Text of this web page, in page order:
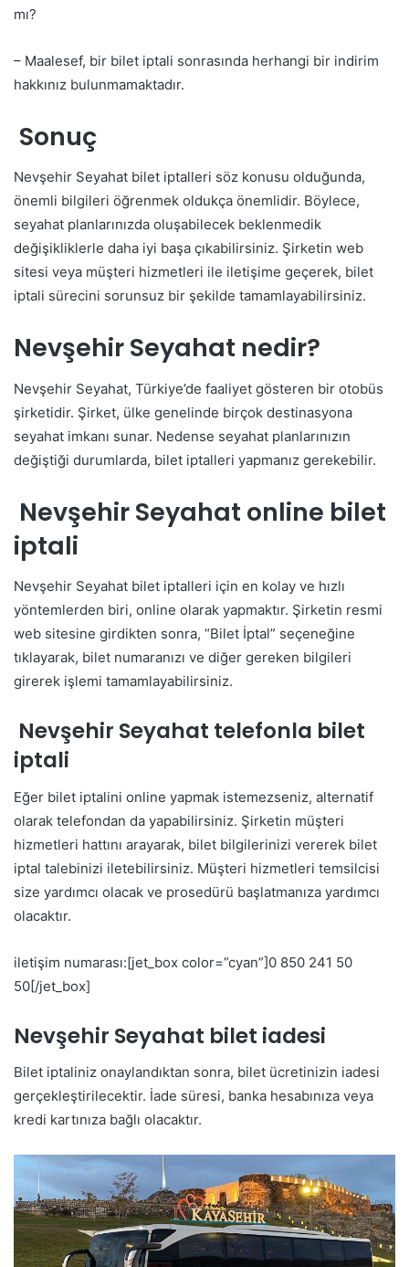
mı?
– Maalesef, bir bilet iptali sonrasında herhangi bir indirim
hakkınız bulunmamaktadır.
Sonuç
Nevşehir Seyahat bilet iptalleri söz konusu olduğunda,
önemli bilgileri öğrenmek oldukça önemlidir. Böylece,
seyahat planlarınızda oluşabilecek beklenmedik
değişikliklerle daha iyi başa çıkabilirsiniz. Şirketin web
sitesi veya müşteri hizmetleri ile iletişime geçerek, bilet
iptali sürecini sorunsuz bir şekilde tamamlayabilirsiniz.
Nevşehir Seyahat nedir?
Nevşehir Seyahat, Türkiye’de faaliyet gösteren bir otobüs
şirketidir. Şirket, ülke genelinde birçok destinasyona
seyahat imkanı sunar. Nedense seyahat planlarınızın
değiştiği durumlarda, bilet iptalleri yapmanız gerekebilir.
Nevşehir Seyahat online bilet
iptali
Nevşehir Seyahat bilet iptalleri için en kolay ve hızlı
yöntemlerden biri, online olarak yapmaktır. Şirketin resmi
web sitesine girdikten sonra, “Bilet İptal” seçeneğine
tıklayarak, bilet numaranızı ve diğer gereken bilgileri
girerek işlemi tamamlayabilirsiniz.
Nevşehir Seyahat telefonla bilet
iptali
Eğer bilet iptalini online yapmak istemezseniz, alternatif
olarak telefondan da yapabilirsiniz. Şirketin müşteri
hizmetleri hattını arayarak, bilet bilgilerinizi vererek bilet
iptal talebinizi iletebilirsiniz. Müşteri hizmetleri temsilcisi
size yardımcı olacak ve prosedürü başlatmanıza yardımcı
olacaktır.
iletişim numarası:[jet_box color=”cyan”]0 850 241 50
50[/jet_box]
Nevşehir Seyahat bilet iadesi
Bilet iptaliniz onaylandıktan sonra, bilet ücretinizin iadesi
gerçekleştirilecektir. İade süresi, banka hesabınıza veya
kredi kartınıza bağlı olacaktır.